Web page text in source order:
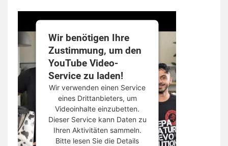
Wir benötigen Ihre
Zustimmung, um den
YouTube Video-
Service zu laden!
Wir verwenden einen Service
eines Drittanbieters, um
Videoinhalte einzubetten.
Dieser Service kann Daten zu
Ihren Aktivitäten sammeln.
Bitte lesen Sie die Details